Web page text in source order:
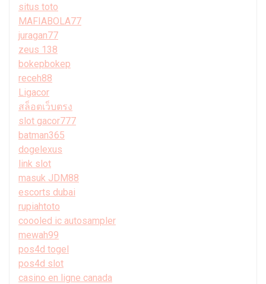
situs toto
MAFIABOLA77
juragan77
zeus 138
bokepbokep
receh88
Ligacor
สล็อตเว็บตรง
slot gacor777
batman365
dogelexus
link slot
masuk JDM88
escorts dubai
rupiahtoto
coooled ic autosampler
mewah99
pos4d togel
pos4d slot
casino en ligne canada